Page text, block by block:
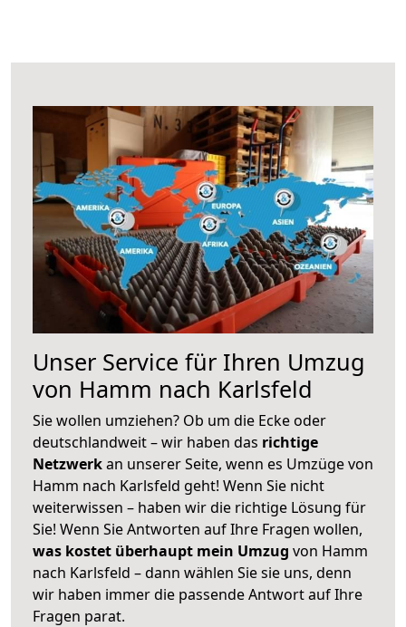
Unser Service für Ihren Umzug
von Hamm nach Karlsfeld
Sie wollen umziehen? Ob um die Ecke oder
deutschlandweit – wir haben das richtige
Netzwerkan unserer Seite, wenn es Umzüge von
Hamm nach Karlsfeld geht! Wenn Sie nicht
weiterwissen – haben wir die richtige Lösung für
Sie! Wenn Sie Antworten auf Ihre Fragen wollen,
was kostet überhaupt mein Umzug von Hamm
nach Karlsfeld – dann wählen Sie sie uns, denn
wir haben immer die passende Antwort auf Ihre
Fragen parat.